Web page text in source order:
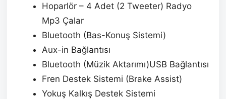
Hoparlör – 4 Adet (2 Tweeter) Radyo
Mp3 Çalar
Bluetooth (Bas-Konuş Sistemi)
Aux-in Bağlantısı
Bluetooth (Müzik Aktarımı)USB Bağlantısı
Fren Destek Sistemi (Brake Assist)
Yokuş Kalkış Destek Sistemi